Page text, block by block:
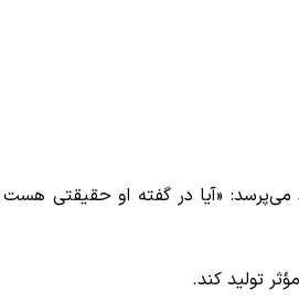
«آیا در گفته او حقیقتی
تولید کند.